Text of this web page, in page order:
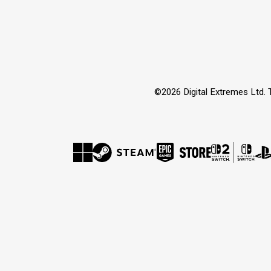
©2026 Digital Extremes Ltd.